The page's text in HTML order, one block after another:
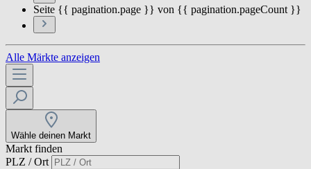
Seite {{ pagination.page }} von {{ pagination.pageCount }}
Alle Märkte anzeigen
Wähle deinen Markt
Markt finden
PLZ / Ort